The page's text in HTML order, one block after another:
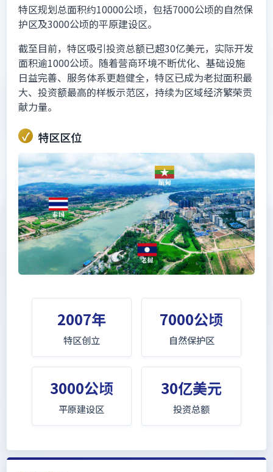
特区规划总面积约10000公顷，包括7000公顷的自然保
护区及3000公顷的平原建设区。
截至目前，特区吸引投资总额已超30亿美元，实际开发
面积逾1000公顷。随着营商环境不断优化、基础设施
日益完善、服务体系更趋健全，特区已成为老挝面积最
大、投资额最高的样板示范区，持续为区域经济繁荣贡
献力量。
特区区位
2007年
特区创立
7000公顷
自然保护区
3000公顷
平原建设区
30亿美元
投资总额